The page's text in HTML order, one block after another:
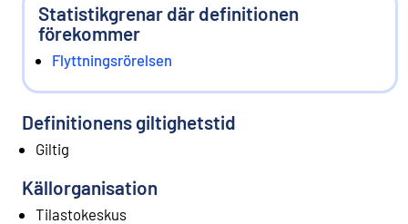
Statistikgrenar där definitionen
förekommer
Flyttningsrörelsen
Definitionens giltighetstid
Giltig
Källorganisation
Tilastokeskus